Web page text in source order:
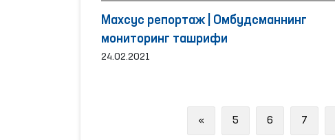
Махсус репортаж | Омбудсманнинг
мониторинг ташрифи
24.02.2021
« Previous
5 6 7